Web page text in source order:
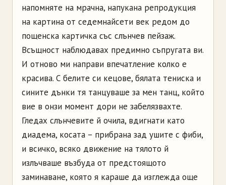
напомняте на мрачна, напукана репродукция
на картина от седемнайсети век редом до
пощенска картичка със слънчев пейзаж.
Всъщност наблюдавах предимно съпругата ви.
И отново ми направи впечатление колко е
красива. С белите си кецове, бялата тениска и
сините дънки тя танцуваше за мен танц, който
вие в онзи момент дори не забелязвахте.
Гледах слънчевите й очила, вдигнати като
диадема, косата – прибрана зад ушите с фиби,
и всичко, всяко движение на тялото й
излъчваше възбуда от предстоящото
заминаване, която я караше да изглежда още